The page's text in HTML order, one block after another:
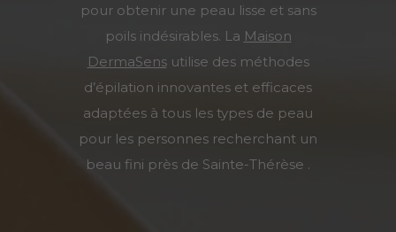
pour obtenir une peau lisse et sans
poils indésirables. La Maison
DermaSensutilise des méthodes
d’épilation innovantes et efficaces
adaptées à tous les types de peau
pour les personnes recherchant un
beau fini près de Sainte-Thérèse .